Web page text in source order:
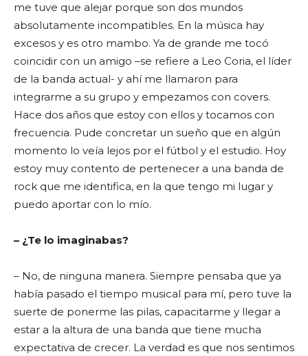
me tuve que alejar porque son dos mundos
absolutamente incompatibles. En la música hay
excesos y es otro mambo. Ya de grande me tocó
coincidir con un amigo –se refiere a Leo Coria, el líder
de la banda actual- y ahí me llamaron para
integrarme a su grupo y empezamos con covers.
Hace dos años que estoy con ellos y tocamos con
frecuencia. Pude concretar un sueño que en algún
momento lo veía lejos por el fútbol y el estudio. Hoy
estoy muy contento de pertenecer a una banda de
rock que me identifica, en la que tengo mi lugar y
puedo aportar con lo mío.
– ¿Te lo imaginabas?
– No, de ninguna manera. Siempre pensaba que ya
había pasado el tiempo musical para mí, pero tuve la
suerte de ponerme las pilas, capacitarme y llegar a
estar a la altura de una banda que tiene mucha
expectativa de crecer. La verdad es que nos sentimos